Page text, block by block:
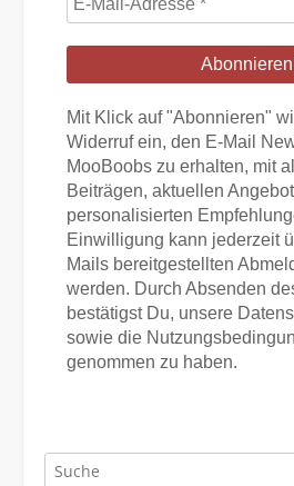
Mail-
Adresse
Mit Klick auf "Abonnieren"
Widerruf ein, den E-Mail
MooBoobs zu erhalten, mit
Beiträgen, aktuellen
personalisierten
Einwilligung kann jederzeit
Mails bereitgestellten
werden. Durch Absenden
bestätigst Du, unsere
sowie die
genommen zu haben.